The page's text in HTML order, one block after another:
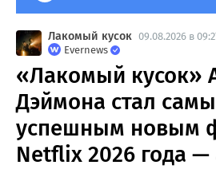
Лакомый кусок 09.08.2026 в
Evernews
«Лакомый кусок»
Дэймона стал
успешным новым
Netflix 2026 года —